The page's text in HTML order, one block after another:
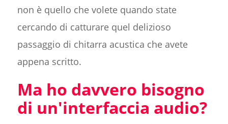
non è quello che volete quando state
cercando di catturare quel delizioso
passaggio di chitarra acustica che avete
appena scritto.
Ma ho davvero bisogno
di un'interfaccia audio?